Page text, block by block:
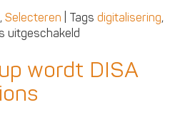
,Selecteren Tags digitalisering,
uitgeschakeld
HR:
het
wordt DISA